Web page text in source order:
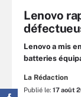
Lenovo
Lenovo a mis
batteries
La Rédaction
Publié le: 17 août